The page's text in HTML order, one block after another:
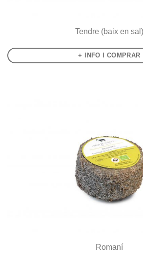
Tendre (baix en sal)
+ INFO I COMPRAR
Romaní